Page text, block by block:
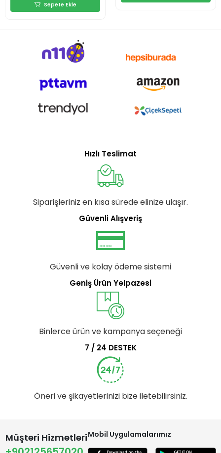
Sepete Ekle
Hızlı Teslimat
Siparişleriniz en kısa sürede elinize ulaşır.
Güvenli Alışveriş
Güvenli ve kolay ödeme sistemi
Geniş Ürün Yelpazesi
Binlerce ürün ve kampanya seçeneği
7 / 24 DESTEK
Öneri ve şikayetlerinizi bize iletebilirsiniz.
Müşteri HizmetleriMobil Uygulamalarımız